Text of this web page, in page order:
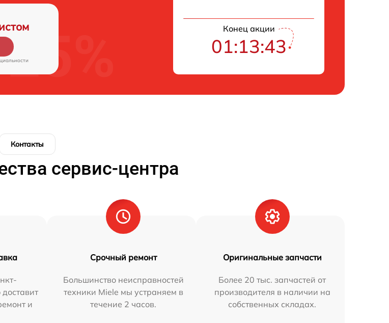
Конец акции
01:13:42
Контакты
сервис-центра
и
Срочный ремонт
Большинство неисправностей
техники Miele мы устраняем в
течение 2 часов.
Оригинальные запчасти
Более 20 тыс. запчастей от
производителя в наличии на
собственных складах.